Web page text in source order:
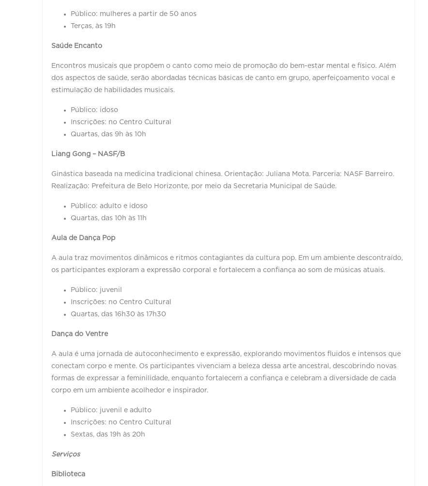
Público: mulheres a partir de 50 anos
Terças, às 19h
Saúde Encanto
Encontros musicais que propõem o canto como meio de promoção do bem-estar mental e físico. Além
dos aspectos de saúde, serão abordadas técnicas básicas de canto em grupo, aperfeiçoamento vocal e
estimulação de habilidades musicais.
Público: idoso
Inscrições: no Centro Cultural
Quartas, das 9h às 10h
Liang Gong – NASF/B
Ginástica baseada na medicina tradicional chinesa. Orientação: Juliana Mota. Parceria: NASF Barreiro.
Realização: Prefeitura de Belo Horizonte, por meio da Secretaria Municipal de Saúde.
Público: adulto e idoso
Quartas, das 10h às 11h
Aula de Dança Pop
A aula traz movimentos dinâmicos e ritmos contagiantes da cultura pop. Em um ambiente descontraído,
os participantes exploram a expressão corporal e fortalecem a confiança ao som de músicas atuais.
Público: juvenil
Inscrições: no Centro Cultural
Quartas, das 16h30 às 17h30
Dança do Ventre
A aula é uma jornada de autoconhecimento e expressão, explorando movimentos fluidos e intensos que
conectam corpo e mente. Os participantes vivenciam a beleza dessa arte ancestral, descobrindo novas
formas de expressar a feminilidade, enquanto fortalecem a confiança e celebram a diversidade de cada
corpo em um ambiente acolhedor e inspirador.
Público: juvenil e adulto
Inscrições: no Centro Cultural
Sextas, das 19h às 20h
Serviços
Biblioteca